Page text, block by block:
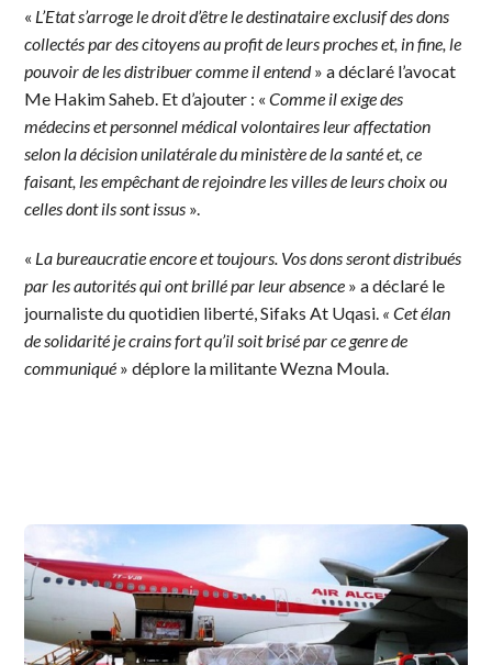
« L’Etat s’arroge le droit d’être le destinataire exclusif des dons
collectés par des citoyens au profit de leurs proches et, in fine, le
pouvoir de les distribuer comme il entend» a déclaré l’avocat
Me Hakim Saheb. Et d’ajouter : « Comme il exige des
médecins et personnel médical volontaires leur affectation
selon la décision unilatérale du ministère de la santé et, ce
faisant, les empêchant de rejoindre les villes de leurs choix ou
celles dont ils sont issus ».
« La bureaucratie encore et toujours. Vos dons seront distribués
par les autorités qui ont brillé par leur absence » a déclaré le
journaliste du quotidien liberté, Sifaks At Uqasi. « Cet élan
de solidarité je crains fort qu’il soit brisé par ce genre de
communiqué » déplore la militante Wezna Moula.